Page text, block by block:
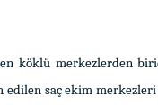
köklü merkezlerden
saç ekim merkezleri